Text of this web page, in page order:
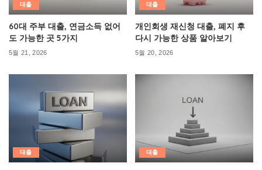
대출
60대 주부 대출, 연금소득 없어
도 가능한 곳 5가지
5월 21, 2026
대출
개인회생 재신청 대출, 폐지 후
다시 가능한 상품 알아보기
5월 20, 2026
대출 대출